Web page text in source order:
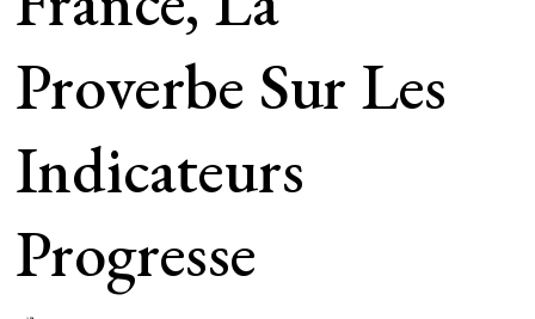
Proverbe Sur Les
Indicateurs
Progresse